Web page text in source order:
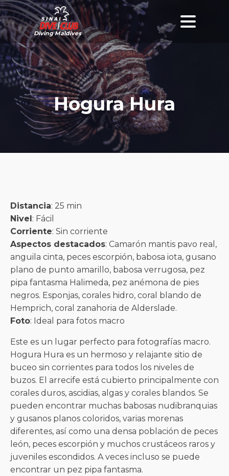
Diving Maldives
Hogura Hura
Distancia: 25 min
Nivel: Fácil
Corriente: Sin corriente
Aspectos destacados: Camarón mantis pavo real,
anguila cinta, peces escorpión, babosa iota, gusano
plano de punto amarillo, babosa verrugosa, pez
pipa fantasma Halimeda, pez anémona de pies
negros. Esponjas, corales hidro, coral blando de
Hemprich, coral zanahoria de Alderslade.
Foto: Ideal para fotos macro
Este es un lugar perfecto para fotografías macro.
Hogura Hura es un hermoso y relajante sitio de
buceo sin corrientes para todos los niveles de
buzos. El arrecife está cubierto principalmente con
corales duros, ascidias, algas y corales blandos. Se
pueden encontrar muchas babosas nudibranquias
y gusanos planos coloridos, varias morenas
diferentes, así como una densa población de peces
león, peces escorpión y muchos crustáceos raros y
juveniles escondidos. A veces incluso se puede
encontrar un pez pipa fantasma.